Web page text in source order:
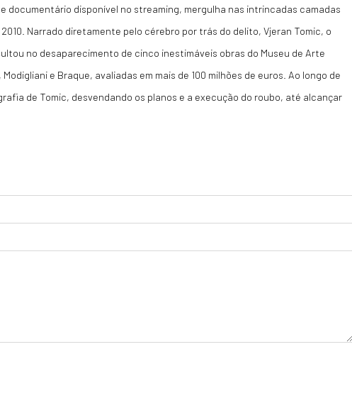
documentário disponível no streaming, mergulha nas intrincadas camadas
Narrado diretamente pelo cérebro por trás do delito, Vjeran Tomic, o
no desaparecimento de cinco inestimáveis obras do Museu de Arte
e Braque, avaliadas em mais de 100 milhões de euros. Ao longo de
de Tomic, desvendando os planos e a execução do roubo, até alcançar